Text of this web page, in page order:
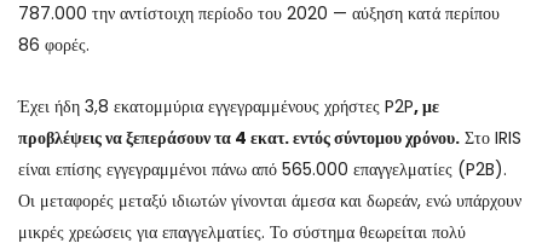
787.000 την αντίστοιχη περίοδο του 2020 — αύξηση κατά περίπου
86 φορές.
Έχει ήδη 3,8 εκατομμύρια εγγεγραμμένους χρήστες P2P, με
προβλέψεις να ξεπεράσουν τα 4 εκατ. εντός σύντομου χρόνου. Στο IRIS
είναι επίσης εγγεγραμμένοι πάνω από 565.000 επαγγελματίες (P2B).
Οι μεταφορές μεταξύ ιδιωτών γίνονται άμεσα και δωρεάν, ενώ υπάρχουν
μικρές χρεώσεις για επαγγελματίες. Το σύστημα θεωρείται πολύ